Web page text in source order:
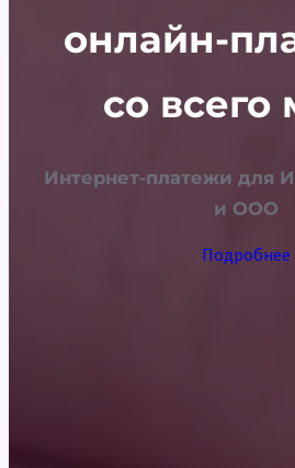
онлайн-
со всего
Интернет-платежи для
и ООО
Подробнее